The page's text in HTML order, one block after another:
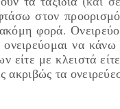
στον
φορά.
ονειρεύομαι να
είτε με κλειστά
ακριβώς τα